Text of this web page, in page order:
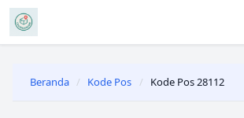
Beranda / Kode Pos / Kode Pos 28112